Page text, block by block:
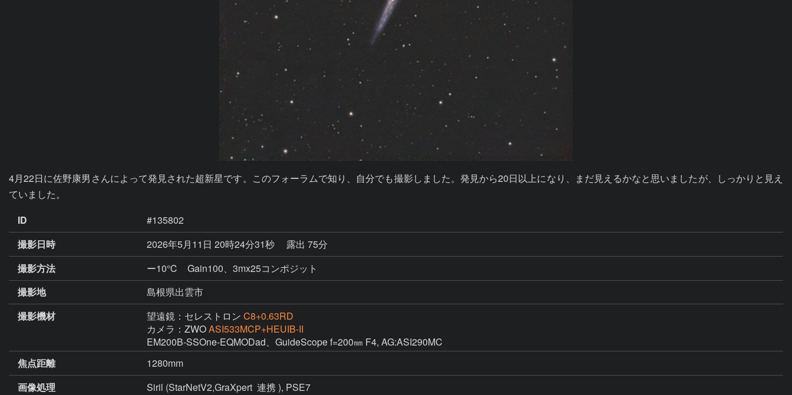
4月22日に佐野康男さんによって発見された超新星です。このフォーラムで知り、自分でも撮影しました。発見から20日以上になり、まだ見えるかなと思いましたが、しっかりと見え
ていました。
ID
#135802
撮影日時
2026年5月11日 20時24分31秒
露出 75分
撮影方法
ー10℃ Gain100、3mx25コンポジット
撮影地
島根県出雲市
撮影機材
望遠鏡：セレストロン C8+0.63RD
カメラ：ZWOASI533MCP+HEUIB-II
EM200B-SSOne-EQMODad、GuideScope f=200㎜ F4, AG:ASI290MC
焦点距離
1280mm
画像処理
Siril (StarNetV2,GraXpert  連携 ), PSE7